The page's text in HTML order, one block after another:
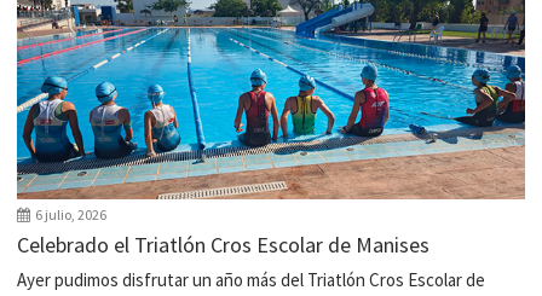
6 julio, 2026
Celebrado el Triatlón Cros Escolar de Manises
Ayer pudimos disfrutar un año más del Triatlón Cros Escolar de